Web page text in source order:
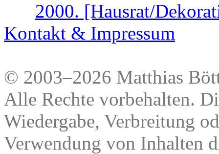
2000. [Hausrat/
Kontakt & Impressum
© 2003–2026 Matthias
Alle Rechte vorbehalten.
Wiedergabe, Verbreitung
Verwendung von Inhalten